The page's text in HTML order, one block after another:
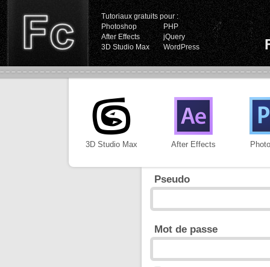
Tutoriaux gratuits pour :
Photoshop
PHP
After Effects
jQuery
3D Studio Max
WordPress
3D Studio Max After Effects
Pseudo
Mot de passe